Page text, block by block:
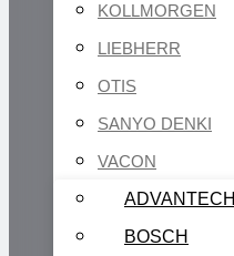
KOLLMORGEN
LIEBHERR
OTIS
SANYO DENKI
VACON
ADVANTECH
BOSCH